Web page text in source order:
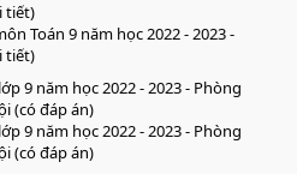
tiết)
Toán 9 năm học 2022 - 2023 -
tiết)
9 năm học 2022 - 2023 - Phòng
(có đáp án)
9 năm học 2022 - 2023 - Phòng
(có đáp án)